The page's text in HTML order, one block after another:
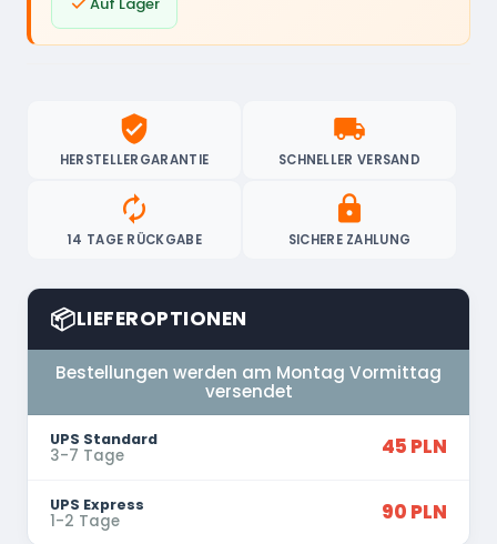
verified_user
HERSTELLERGARANTIE
local_shipping
SCHNELLER VERSAND
autorenew
14 TAGE RÜCKGABE
lock
SICHERE ZAHLUNG
📦LIEFEROPTIONEN
Bestellungen werden am Montag Vormittag
versendet
UPS Standard
3-7 Tage 45 PLN
UPS Express
1-2 Tage 90 PLN